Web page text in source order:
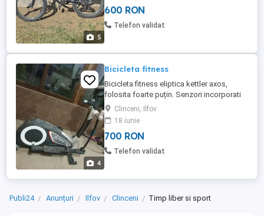
5
600 RON
Telefon validat
4
Bicicleta fitness
Bicicleta fitness eliptica kettler axos,
folosita foarte puțin. Senzori incorporati
pentru puls; Afisaj LCD; Functii afisate: 6;
Tastatura rezistenta la transpiratie; Sistem
de franare mangenit, manual; Alimentare
cu baterii; Roti de transport si suporturi
pentru podea (picioruse), pentru o mai
Clinceni, Ilfov
18 iunie
700 RON
Telefon validat
Publi24 Anunțuri Ilfov Clinceni Timp liber si sport